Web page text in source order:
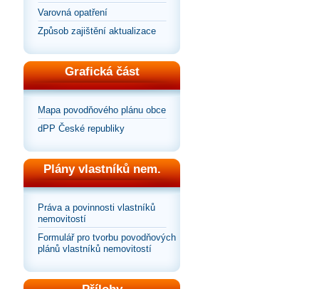
Varovná opatření
Způsob zajištění aktualizace
Grafická část
Mapa povodňového plánu obce
dPP České republiky
Plány vlastníků nem.
Práva a povinnosti vlastníků
nemovitostí
Formulář pro tvorbu povodňových
plánů vlastníků nemovitostí